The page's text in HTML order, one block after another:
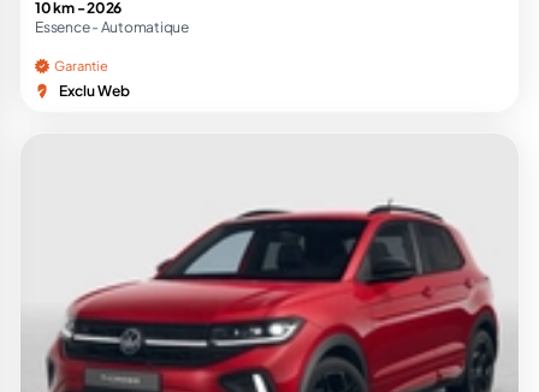
10 km -2026
Essence - Automatique
Garantie
Exclu Web